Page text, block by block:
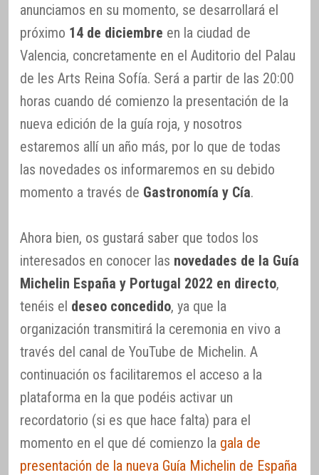
anunciamos en su momento, se desarrollará el
próximo 14 de diciembre en la ciudad de
Valencia, concretamente en el Auditorio del Palau
de les Arts Reina Sofía. Será a partir de las 20:00
horas cuando dé comienzo la presentación de la
nueva edición de la guía roja, y nosotros
estaremos allí un año más, por lo que de todas
las novedades os informaremos en su debido
momento a través de Gastronomía y Cía.
Ahora bien, os gustará saber que todos los
interesados en conocer las novedades de la Guía
Michelin España y Portugal 2022 en directo,
tenéis el deseo concedido, ya que la
organización transmitirá la ceremonia en vivo a
través del canal de YouTube de Michelin. A
continuación os facilitaremos el acceso a la
plataforma en la que podéis activar un
recordatorio (si es que hace falta) para el
momento en el que dé comienzo la gala de
presentación de la nueva Guía Michelin de España